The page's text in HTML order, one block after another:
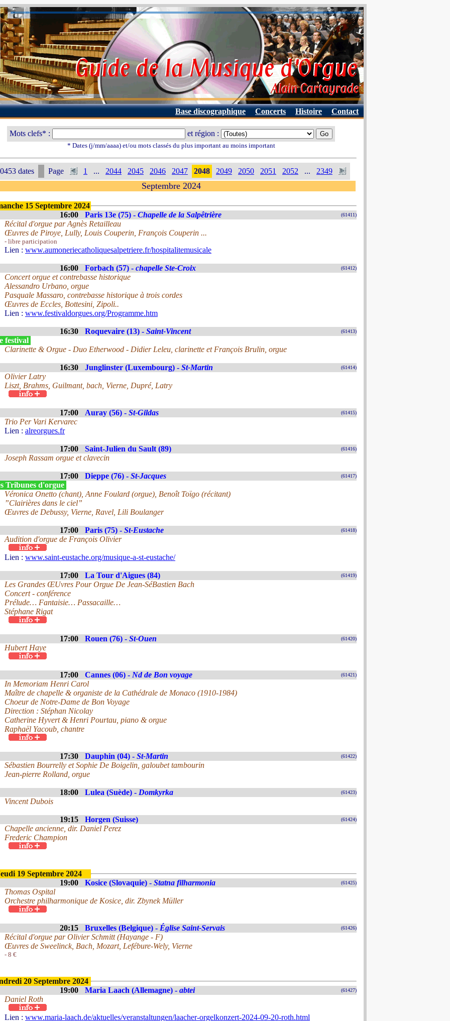
Base discographique Concerts Histoire Contact
Mots clefs* : et région :
* Dates (j/mm/aaaa) et/ou mots classés du plus important au moins important
dates Page 1 ... 2044 2045 2046 2047 2048 2049 2050 2051 2052 ... 2349
Septembre 2024
15 Septembre 2024
16:00
Paris 13e (75) - Chapelle de la Salpêtrière (61411)
Récital d'orgue par Agnès Retailleau
Œuvres de Piroye, Lully, Louis Couperin, François Couperin ...
- libre participation
Lien : www.aumoneriecatholiquesalpetriere.fr/hospitalitemusicale
16:00 Forbach (57) - chapelle Ste-Croix (61412)
Concert orgue et contrebasse historique
Alessandro Urbano, orgue
Pasquale Massaro, contrebasse historique à trois cordes
Œuvres de Eccles, Bottesini, Zipoli..
Lien : www.festivaldorgues.org/Programme.htm
16:30 Roquevaire (13) - Saint-Vincent (61413)
festival
Clarinette & Orgue - Duo Etherwood - Didier Leleu, clarinette et François Brulin, orgue
16:30 Junglinster (Luxembourg) - St-Martin (61414)
Olivier Latry
Liszt, Brahms, Guilmant, bach, Vierne, Dupré, Latry
17:00 Auray (56) - St-Gildas (61415)
Trio Per Vari Kervarec
Lien : alreorgues.fr
17:00 Saint-Julien du Sault (89) (61416)
Joseph Rassam orgue et clavecin
17:00 Dieppe (76) - St-Jacques (61417)
Tribunes d'orgue
Véronica Onetto (chant), Anne Foulard (orgue), Benoît Toïgo (récitant)
”Clairières dans le ciel”
Œuvres de Debussy, Vierne, Ravel, Lili Boulanger
17:00 Paris (75) - St-Eustache (61418)
Audition d'orgue de François Olivier
Lien : www.saint-eustache.org/musique-a-st-eustache/
17:00 La Tour d'Aigues (84) (61419)
Les Grandes ŒUvres Pour Orgue De Jean-SéBastien Bach
Concert - conférence
Prélude… Fantaisie… Passacaille…
Stéphane Rigat
17:00 Rouen (76) - St-Ouen (61420)
Hubert Haye
17:00 Cannes (06) - Nd de Bon voyage (61421)
In Memoriam Henri Carol
Maître de chapelle & organiste de la Cathédrale de Monaco (1910-1984)
Choeur de Notre-Dame de Bon Voyage
Direction : Stéphan Nicolay
Catherine Hyvert & Henri Pourtau, piano & orgue
Raphaël Yacoub, chantre
17:30 Dauphin (04) - St-Martin (61422)
Sébastien Bourrelly et Sophie De Boigelin, galoubet tambourin
Jean-pierre Rolland, orgue
18:00 Lulea (Suède) - Domkyrka (61423)
Vincent Dubois
19:15 Horgen (Suisse) (61424)
Chapelle ancienne, dir. Daniel Perez
Frederic Champion
19 Septembre 2024
19:00
Kosice (Slovaquie) - Statna filharmonia (61425)
Thomas Ospital
Orchestre philharmonique de Kosice, dir. Zbynek Müller
20:15 Bruxelles (Belgique) - Église Saint-Servais (61426)
Récital d'orgue par Olivier Schmitt (Hayange - F)
Œuvres de Sweelinck, Bach, Mozart, Lefébure-Wely, Vierne
- 8 €
20 Septembre 2024
19:00
Maria Laach (Allemagne) - abtei (61427)
Daniel Roth
Lien : www.maria-laach.de/aktuelles/veranstaltungen/laacher-orgelkonzert-2024-09-20-roth.html